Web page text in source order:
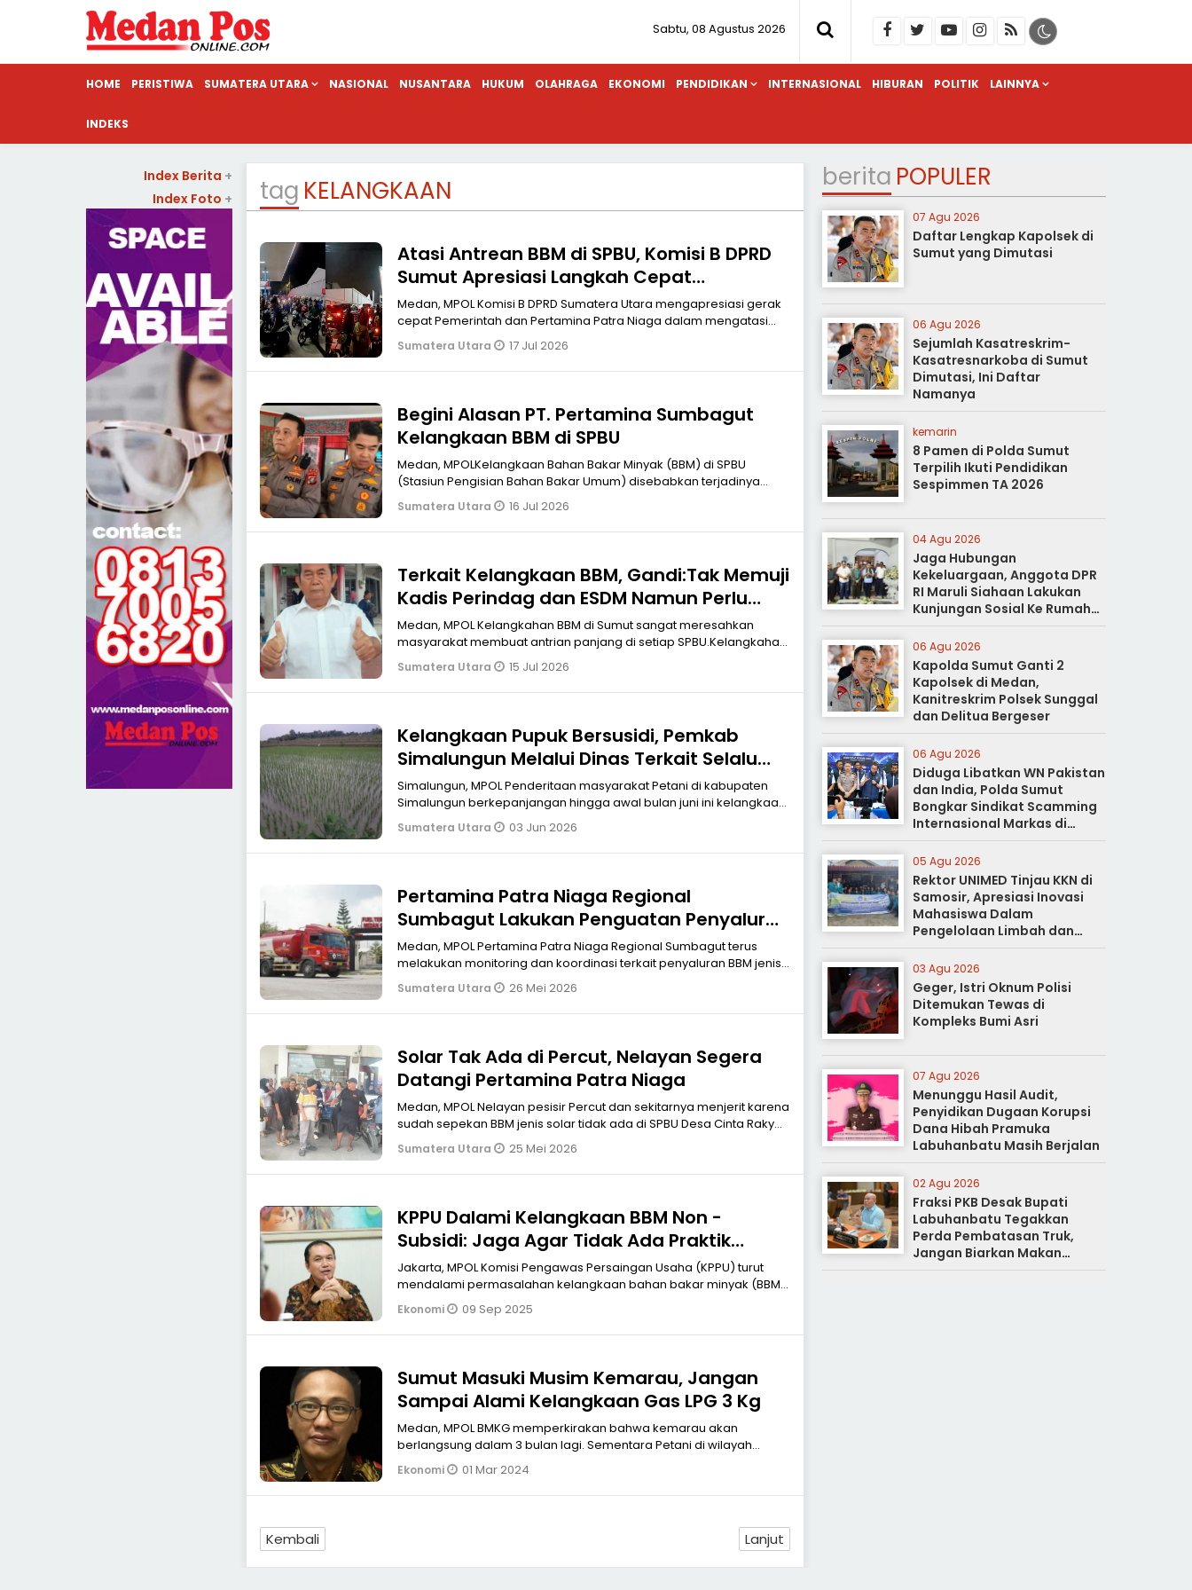
Sabtu, 08 Agustus 2026
HOME PERISTIWA SUMATERA UTARA NASIONAL NUSANTARA HUKUM OLAHRAGA EKONOMI PENDIDIKAN INTERNASIONAL HIBURAN POLITIK LAINNYA
INDEKS
tag KELANGKAAN
Atasi Antrean BBM di SPBU, Komisi B DPRD
Sumut Apresiasi Langkah Cepat
Pemerintah dan Pertamina Patra Niaga
Medan, MPOL Komisi B DPRD Sumatera Utara mengapresiasi gerak
cepat Pemerintah dan Pertamina Patra Niaga dalam mengatasi
antrean BBM yang te
Sumatera Utara 17 Jul 2026
Begini Alasan PT. Pertamina Sumbagut
Kelangkaan BBM di SPBU
Medan, MPOLKelangkaan Bahan Bakar Minyak (BBM) di SPBU
(Stasiun Pengisian Bahan Bakar Umum) disebabkan terjadinya
penyusutan BBM yang diant
Sumatera Utara 16 Jul 2026
Terkait Kelangkaan BBM, Gandi:Tak Memuji
Kadis Perindag dan ESDM Namun Perlu
Diketahui Mereka Cepat Kordinasi dengan
Pertamina
Medan, MPOL Kelangkahan BBM di Sumut sangat meresahkan
masyarakat membuat antrian panjang di setiap SPBU.Kelangkahan
BBM bukan hanya di S
Sumatera Utara 15 Jul 2026
Kelangkaan Pupuk Bersusidi, Pemkab
Simalungun Melalui Dinas Terkait Selalu
Koordina dengan PI
Simalungun, MPOL Penderitaan masyarakat Petani di kabupaten
Simalungun berkepanjangan hingga awal bulan juni ini kelangkaan
pupuk bersubsid
Sumatera Utara 03 Jun 2026
Pertamina Patra Niaga Regional
Sumbagut Lakukan Penguatan Penyaluran
Solar Nelayan di Wilayah Percut Sei Tuan
Medan, MPOL Pertamina Patra Niaga Regional Sumbagut terus
melakukan monitoring dan koordinasi terkait penyaluran BBM jenis
Solar untuk keb
Sumatera Utara 26 Mei 2026
Solar Tak Ada di Percut, Nelayan Segera
Datangi Pertamina Patra Niaga
Medan, MPOL Nelayan pesisir Percut dan sekitarnya menjerit karena
sudah sepekan BBM jenis solar tidak ada di SPBU Desa Cinta Rakyat
Kecamat
Sumatera Utara 25 Mei 2026
KPPU Dalami Kelangkaan BBM Non -
Subsidi: Jaga Agar Tidak Ada Praktik
Mojopoli
Jakarta, MPOL Komisi Pengawas Persaingan Usaha (KPPU) turut
mendalami permasalahan kelangkaan bahan bakar minyak (BBM)
nonsubsidi yang te
Ekonomi 09 Sep 2025
Sumut Masuki Musim Kemarau, Jangan
Sampai Alami Kelangkaan Gas LPG 3 Kg
Medan, MPOL BMKG memperkirakan bahwa kemarau akan
berlangsung dalam 3 bulan lagi. Sementara Petani di wilayah
Sumut juga memilki intuisi b
Ekonomi 01 Mar 2024
Kembali Lanjut
Index Berita +
Index Foto +
berita POPULER
07 Agu 2026
Daftar Lengkap Kapolsek di
Sumut yang Dimutasi
06 Agu 2026
Sejumlah Kasatreskrim-
Kasatresnarkoba di Sumut
Dimutasi, Ini Daftar
Namanya
kemarin
8 Pamen di Polda Sumut
Terpilih Ikuti Pendidikan
Sespimmen TA 2026
04 Agu 2026
Jaga Hubungan
Kekeluargaan, Anggota DPR
RI Maruli Siahaan Lakukan
Kunjungan Sosial Ke Rumah
Duka
06 Agu 2026
Kapolda Sumut Ganti 2
Kapolsek di Medan,
Kanitreskrim Polsek Sunggal
dan Delitua Bergeser
06 Agu 2026
Diduga Libatkan WN Pakistan
dan India, Polda Sumut
Bongkar Sindikat Scamming
Internasional Markas di
Apartemen Podomoro
05 Agu 2026
Rektor UNIMED Tinjau KKN di
Samosir, Apresiasi Inovasi
Mahasiswa Dalam
Pengelolaan Limbah dan
Pertanian Ramah Lingkungan
03 Agu 2026
Geger, Istri Oknum Polisi
Ditemukan Tewas di
Kompleks Bumi Asri
07 Agu 2026
Menunggu Hasil Audit,
Penyidikan Dugaan Korupsi
Dana Hibah Pramuka
Labuhanbatu Masih Berjalan
02 Agu 2026
Fraksi PKB Desak Bupati
Labuhanbatu Tegakkan
Perda Pembatasan Truk,
Jangan Biarkan Makan
Korban